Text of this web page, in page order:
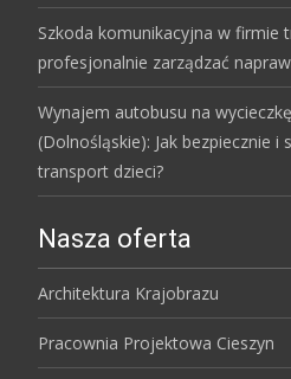
Szkoda komunikacyjna w firmie
profesjonalnie zarządzać
Wynajem autobusu na
(Dolnośląskie): Jak bezpiecznie i
transport dzieci?
Nasza oferta
Architektura Krajobrazu
Pracownia Projektowa Cieszyn